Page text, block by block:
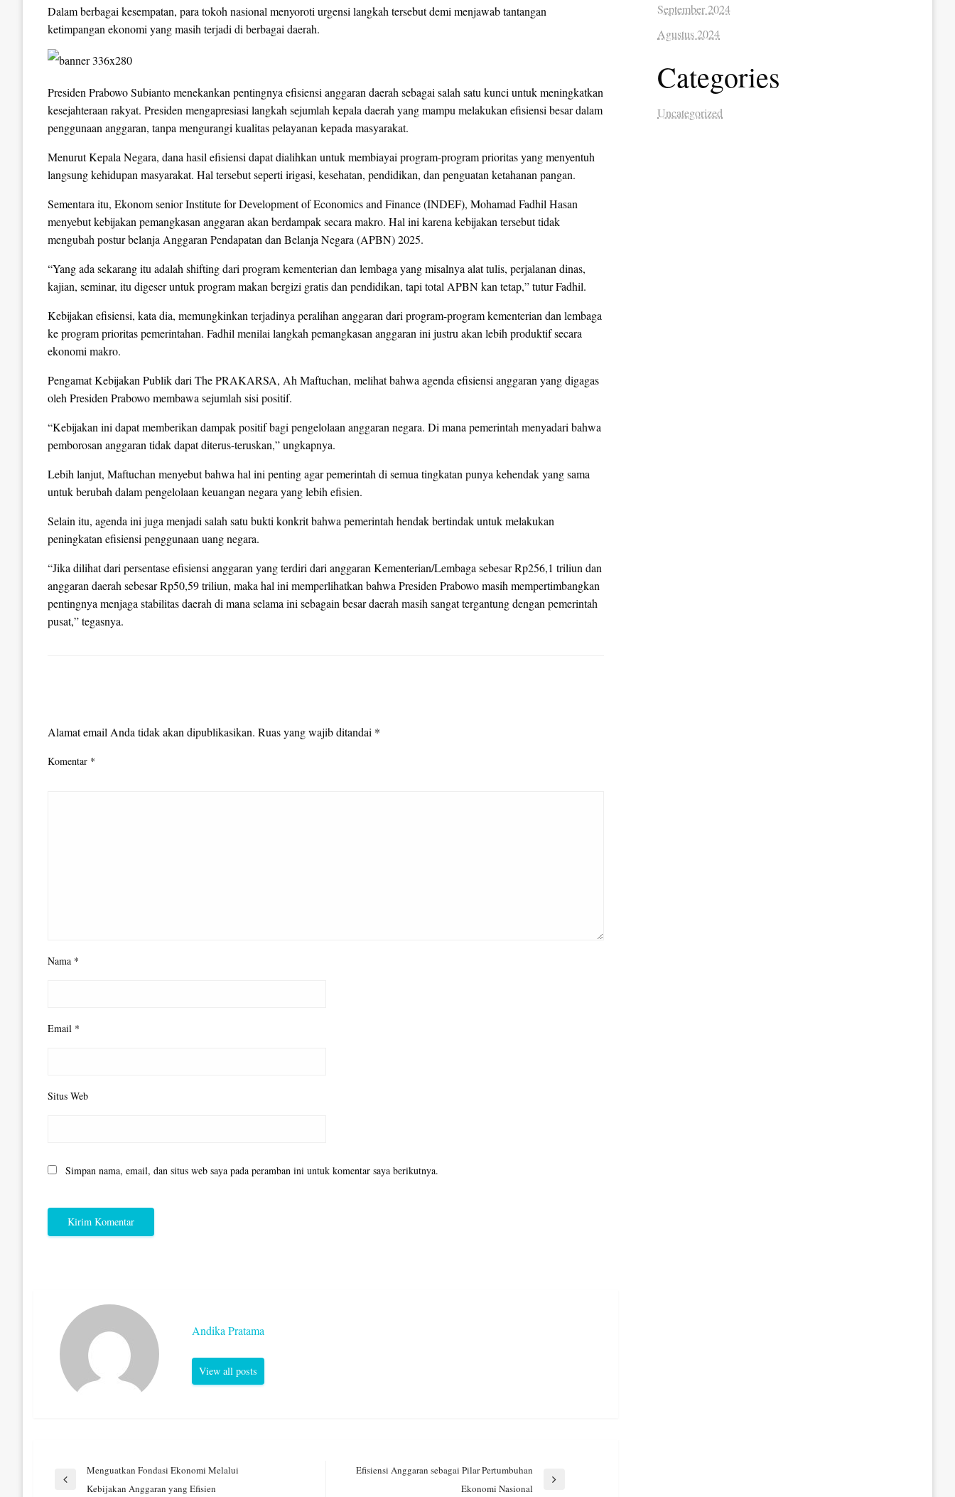
Dalam berbagai kesempatan, para tokoh nasional menyoroti urgensi langkah tersebut demi menjawab tantangan
ketimpangan ekonomi yang masih terjadi di berbagai daerah.
Presiden Prabowo Subianto menekankan pentingnya efisiensi anggaran daerah sebagai salah satu kunci untuk meningkatkan
kesejahteraan rakyat. Presiden mengapresiasi langkah sejumlah kepala daerah yang mampu melakukan efisiensi besar dalam
penggunaan anggaran, tanpa mengurangi kualitas pelayanan kepada masyarakat.
Menurut Kepala Negara, dana hasil efisiensi dapat dialihkan untuk membiayai program-program prioritas yang menyentuh
langsung kehidupan masyarakat. Hal tersebut seperti irigasi, kesehatan, pendidikan, dan penguatan ketahanan pangan.
Sementara itu, Ekonom senior Institute for Development of Economics and Finance (INDEF), Mohamad Fadhil Hasan
menyebut kebijakan pemangkasan anggaran akan berdampak secara makro. Hal ini karena kebijakan tersebut tidak
mengubah postur belanja Anggaran Pendapatan dan Belanja Negara (APBN) 2025.
“Yang ada sekarang itu adalah shifting dari program kementerian dan lembaga yang misalnya alat tulis, perjalanan dinas,
kajian, seminar, itu digeser untuk program makan bergizi gratis dan pendidikan, tapi total APBN kan tetap,” tutur Fadhil.
Kebijakan efisiensi, kata dia, memungkinkan terjadinya peralihan anggaran dari program-program kementerian dan lembaga
ke program prioritas pemerintahan. Fadhil menilai langkah pemangkasan anggaran ini justru akan lebih produktif secara
ekonomi makro.
Pengamat Kebijakan Publik dari The PRAKARSA, Ah Maftuchan, melihat bahwa agenda efisiensi anggaran yang digagas
oleh Presiden Prabowo membawa sejumlah sisi positif.
“Kebijakan ini dapat memberikan dampak positif bagi pengelolaan anggaran negara. Di mana pemerintah menyadari bahwa
pemborosan anggaran tidak dapat diterus-teruskan,” ungkapnya.
Lebih lanjut, Maftuchan menyebut bahwa hal ini penting agar pemerintah di semua tingkatan punya kehendak yang sama
untuk berubah dalam pengelolaan keuangan negara yang lebih efisien.
Selain itu, agenda ini juga menjadi salah satu bukti konkrit bahwa pemerintah hendak bertindak untuk melakukan
peningkatan efisiensi penggunaan uang negara.
“Jika dilihat dari persentase efisiensi anggaran yang terdiri dari anggaran Kementerian/Lembaga sebesar Rp256,1 triliun dan
anggaran daerah sebesar Rp50,59 triliun, maka hal ini memperlihatkan bahwa Presiden Prabowo masih mempertimbangkan
pentingnya menjaga stabilitas daerah di mana selama ini sebagain besar daerah masih sangat tergantung dengan pemerintah
pusat,” tegasnya.
Alamat email Anda tidak akan dipublikasikan. Ruas yang wajib ditandai *
Komentar *
Nama *
Email *
Situs Web
Simpan nama, email, dan situs web saya pada peramban ini untuk komentar saya berikutnya.
Andika Pratama
View all posts
Navigasi
Previous
Menguatkan Fondasi Ekonomi Melalui
Kebijakan Anggaran yang Efisien
Efisiensi Anggaran sebagai Pilar Pertumbuhan
Ekonomi Nasional
September 2024
Agustus 2024
Categories
Uncategorized